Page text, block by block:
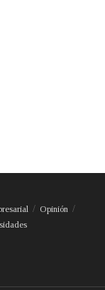
Opinión